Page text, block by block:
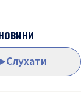
Слухати